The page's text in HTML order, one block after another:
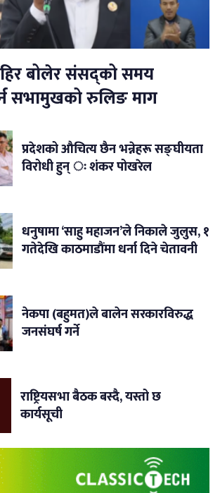
बोलेर संसद्को समय
सभामुखको रुलिङ माग
प्रदेशको औचित्य छैन भन्नेहरू सङ्घीयता
विरोधी हुन् ः शंकर पोखरेल
धनुषामा ‘साहु महाजन’ले निकाले जुलुस, १
गतेदेखि काठमाडौंमा धर्ना दिने चेतावनी
नेकपा (बहुमत)ले बालेन सरकारविरुद्ध
जनसंघर्ष गर्ने
राष्ट्रियसभा बैठक बस्दै, यस्तो छ
कार्यसूची